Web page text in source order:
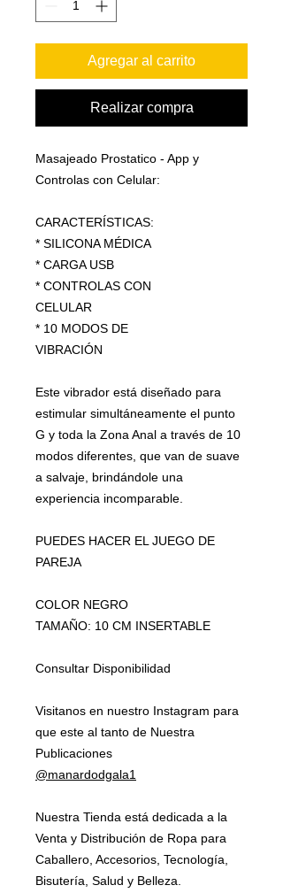
Agregar al carrito
Realizar compra
Masajeado Prostatico - App y
Controlas con Celular:
CARACTERÍSTICAS:
* SILICONA MÉDICA
* CARGA USB
* CONTROLAS CON
CELULAR
* 10 MODOS DE
VIBRACIÓN
Este vibrador está diseñado para
estimular simultáneamente el punto
G y toda la Zona Anal a través de 10
modos diferentes, que van de suave
a salvaje, brindándole una
experiencia incomparable.
PUEDES HACER EL JUEGO DE
PAREJA
COLOR NEGRO
TAMAÑO: 10 CM INSERTABLE
Consultar Disponibilidad
Visitanos en nuestro Instagram para
que este al tanto de Nuestra
Publicaciones
@manardodgala1
Nuestra Tienda está dedicada a la
Venta y Distribución de Ropa para
Caballero, Accesorios, Tecnología,
Bisutería, Salud y Belleza.